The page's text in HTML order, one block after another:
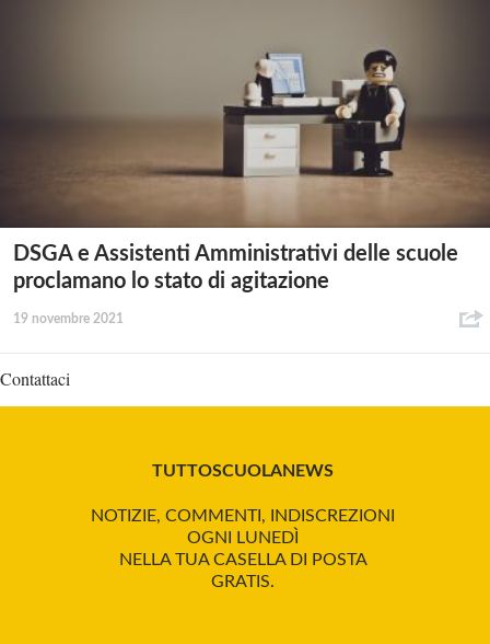
DSGA e Assistenti Amministrativi delle scuole
proclamano lo stato di agitazione
19 novembre 2021
Contattaci
TUTTOSCUOLANEWS
NOTIZIE, COMMENTI, INDISCREZIONI
OGNI LUNEDÌ
NELLA TUA CASELLA DI POSTA
GRATIS.